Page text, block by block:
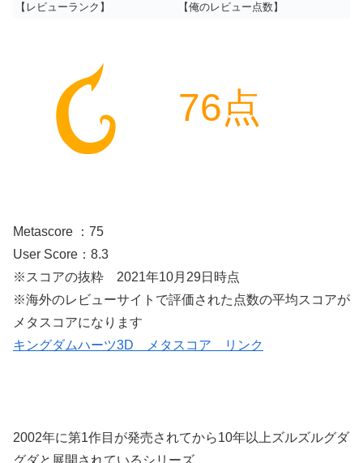
【レビューランク】 【俺のレビュー点数】
76点
Metascore ：75
User Score：8.3
※スコアの抜粋 2021年10月29日時点
※海外のレビューサイトで評価された点数の平均スコアが
メタスコアになります
キングダムハーツ3D メタスコア リンク
2002年に第1作目が発売されてから10年以上ズルズルグダ
グダと展開されているシリーズ。